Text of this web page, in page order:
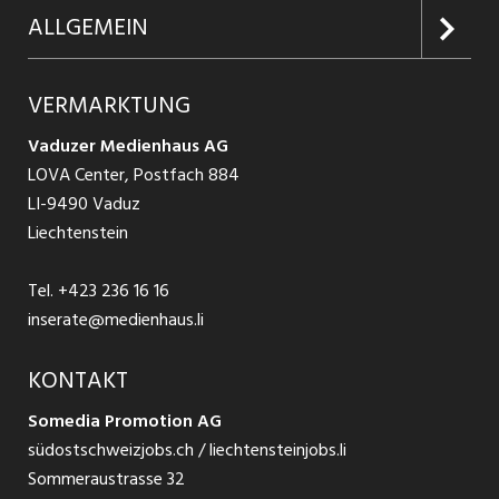
Jobs in Graubünden
Jobs in St. Gallen
Jobs in Glarus
Jobs in der Südostschweiz
Temporär Jobs
Teilzeit Jobs
Praktikum
Inserieren
Produkte
Schnittstelle
Glossar
Ratgeber Bewerbung / Rekrutierung
ALLGEMEIN
AGB
Datenschutzbestimmungen
Nutzungsbedingungen
Impressum
VERMARKTUNG
Vaduzer Medienhaus AG
LOVA Center, Postfach 884
LI-9490 Vaduz
Liechtenstein
Tel. +423 236 16 16
inserate@medienhaus.li
KONTAKT
Somedia Promotion AG
südostschweizjobs.ch / liechtensteinjobs.li
Sommeraustrasse 32